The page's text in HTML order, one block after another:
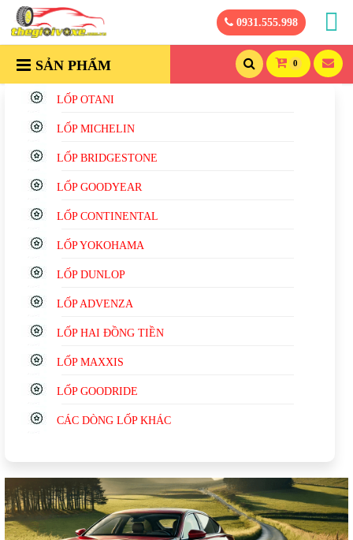
0931.555.998
SẢN PHẨM 0
LỐP OTANI
LỐP MICHELIN
LỐP BRIDGESTONE
LỐP GOODYEAR
LỐP CONTINENTAL
LỐP YOKOHAMA
LỐP DUNLOP
LỐP ADVENZA
LỐP HAI ĐỒNG TIỀN
LỐP MAXXIS
LỐP GOODRIDE
CÁC DÒNG LỐP KHÁC